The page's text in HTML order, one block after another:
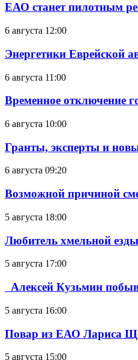
ЕАО станет пилотным
6 августа 12:00
Энергетики Еврейской
6 августа 11:00
Временное отключение
6 августа 10:00
Гранты, эксперты и
6 августа 09:20
Возможной причиной
5 августа 18:00
Любитель хмельной
5 августа 17:00
Алексей Кузьмин
5 августа 16:00
Повар из ЕАО Лариса
5 августа 15:00